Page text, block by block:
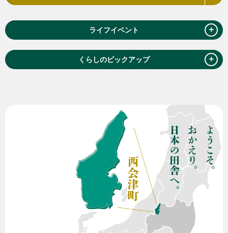
ライフイベント ＋
くらしのピックアップ ＋